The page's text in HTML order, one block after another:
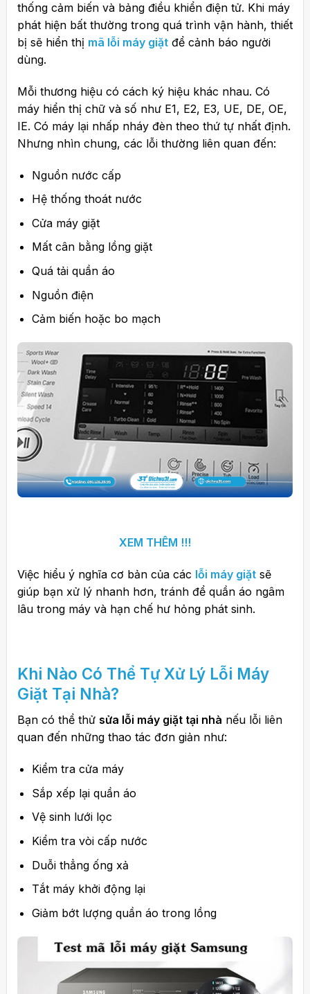
thống cảm biến và bảng điều khiển điện tử. Khi máy
phát hiện bất thường trong quá trình vận hành, thiết
bị sẽ hiển thị mã lỗi máy giặtđể cảnh báo người
dùng.
Mỗi thương hiệu có cách ký hiệu khác nhau. Có
máy hiển thị chữ và số như E1, E2, E3, UE, DE, OE,
IE. Có máy lại nhấp nháy đèn theo thứ tự nhất định.
Nhưng nhìn chung, các lỗi thường liên quan đến:
Nguồn nước cấp
Hệ thống thoát nước
Cửa máy giặt
Mất cân bằng lồng giặt
Quá tải quần áo
Nguồn điện
Cảm biến hoặc bo mạch
XEM THÊM !!!
Việc hiểu ý nghĩa cơ bản của các lỗi máy giặtsẽ
giúp bạn xử lý nhanh hơn, tránh để quần áo ngâm
lâu trong máy và hạn chế hư hỏng phát sinh.
Khi Nào Có Thể Tự Xử Lý Lỗi Máy
GiặtTại Nhà?
Bạn có thể thử sửa lỗi máy giặt tại nhà nếu lỗi liên
quan đến những thao tác đơn giản như:
Kiểm tra cửa máy
Sắp xếp lại quần áo
Vệ sinh lưới lọc
Kiểm tra vòi cấp nước
Duỗi thẳng ống xả
Tắt máy khởi động lại
Giảm bớt lượng quần áo trong lồng